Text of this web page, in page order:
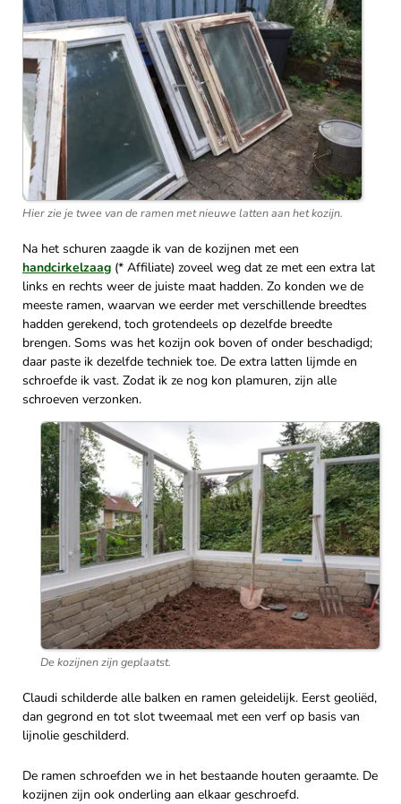
Hier zie je twee van de ramen met nieuwe latten aan het kozijn.
Na het schuren zaagde ik van de kozijnen met een
handcirkelzaag (* Affiliate) zoveel weg dat ze met een extra lat
links en rechts weer de juiste maat hadden. Zo konden we de
meeste ramen, waarvan we eerder met verschillende breedtes
hadden gerekend, toch grotendeels op dezelfde breedte
brengen. Soms was het kozijn ook boven of onder beschadigd;
daar paste ik dezelfde techniek toe. De extra latten lijmde en
schroefde ik vast. Zodat ik ze nog kon plamuren, zijn alle
schroeven verzonken.
De kozijnen zijn geplaatst.
Claudi schilderde alle balken en ramen geleidelijk. Eerst geoliëd,
dan gegrond en tot slot tweemaal met een verf op basis van
lijnolie geschilderd.
De ramen schroefden we in het bestaande houten geraamte. De
kozijnen zijn ook onderling aan elkaar geschroefd.